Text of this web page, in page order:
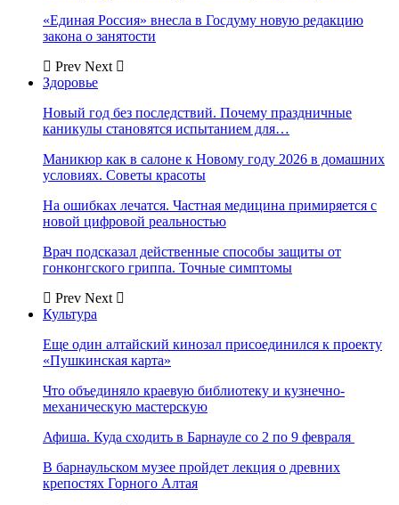
«Единая Россия» внесла в Госдуму новую редакцию
закона о занятости
Prev Next
Здоровье
Новый год без последствий. Почему праздничные
каникулы становятся испытанием для…
Маникюр как в салоне к Новому году 2026 в домашних
условиях. Советы красоты
На ошибках лечатся. Частная медицина примиряется с
новой цифровой реальностью
Врач подсказал действенные способы защиты от
гонконгского гриппа. Точные симптомы
Prev Next
Культура
Еще один алтайский кинозал присоединился к проекту
«Пушкинская карта»
Что объединяло краевую библиотеку и кузнечно-
механическую мастерскую
Афиша. Куда сходить в Барнауле со 2 по 9 февраля
В барнаульском музее пройдет лекция о древних
крепостях Горного Алтая